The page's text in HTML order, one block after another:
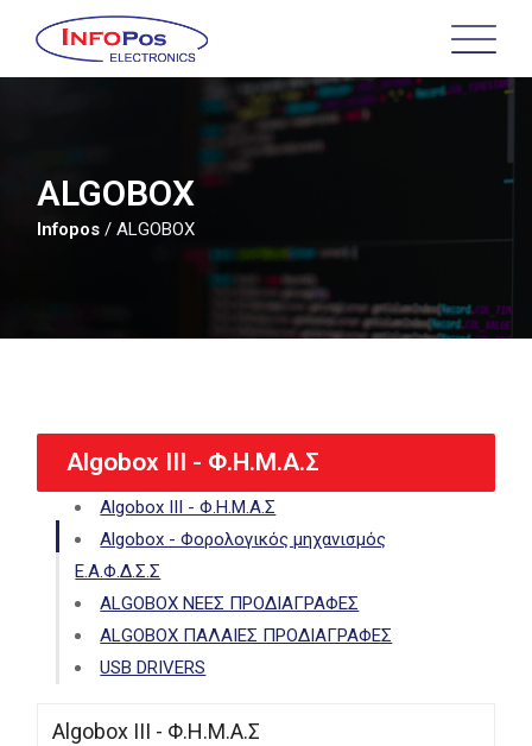
Skip
main
ALGOBOX
Infopos /ALGOBOX
Algobox ΙΙΙ - Φ.Η.Μ.Α.Σ
Algobox ΙΙΙ - Φ.Η.Μ.Α.Σ
Algobox - Φορολογικός μηχανισμός
Ε.Α.Φ.Δ.Σ.Σ
ALGOBOX ΝΕΕΣ ΠΡΟΔΙΑΓΡΑΦΕΣ
ALGOBOX ΠΑΛΑΙΕΣ ΠΡΟΔΙΑΓΡΑΦΕΣ
USB DRIVERS
Algobox ΙΙΙ - Φ.Η.Μ.Α.Σ